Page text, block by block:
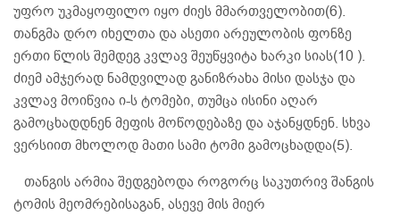
უფრო უკმაყოფილო იყო ძიეს მმართველობით(6).
თანგმა დრო იხელთა და ასეთი არეულობის ფონზე
ერთი წლის შემდეგ კვლავ შეუწყვიტა ხარკი სიას(10 ).
ძიემ ამჯერად ნამდვილად განიზრახა მისი დასჯა და
კვლავ მოიწვია ი-ს ტომები, თუმცა ისინი აღარ
გამოცხადდნენ მეფის მოწოდებაზე და აჯანყდნენ. სხვა
ვერსიით მხოლოდ მათი სამი ტომი გამოცხადდა(5).
თანგის არმია შედგებოდა როგორც საკუთრივ შანგის
ტომის მეომრებისაგან, ასევე მის მიერ